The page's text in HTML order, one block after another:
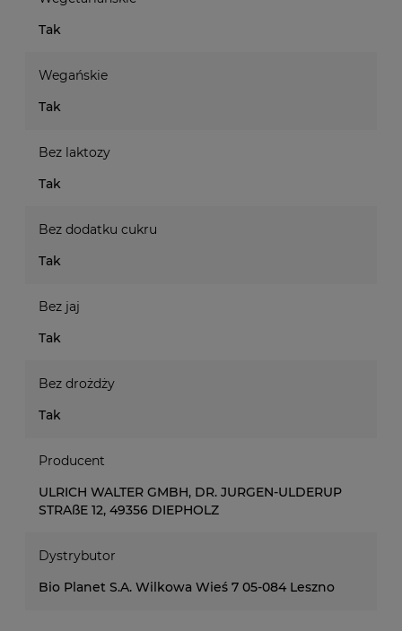
Tak
Wegańskie
Tak
Bez laktozy
Tak
Bez dodatku cukru
Tak
Bez jaj
Tak
Bez drożdży
Tak
Producent
ULRICH WALTER GMBH, DR. JURGEN-ULDERUP
STRAßE 12, 49356 DIEPHOLZ
Dystrybutor
Bio Planet S.A. Wilkowa Wieś 7 05-084 Leszno